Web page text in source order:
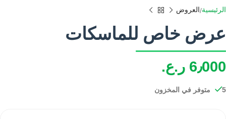
الرئيسية العروض
عرض خاص للماسكات
6٫000 ر.ع.
5 متوفر في المخزون